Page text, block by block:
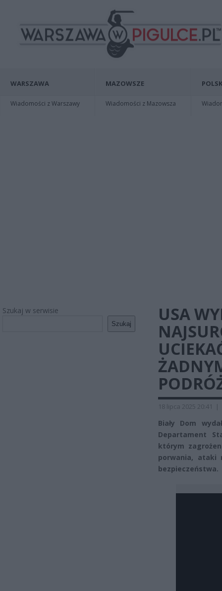
WARSZAWA
Wiadomości z Warszawy
MAZOWSZE
Wiadomości z Mazowsza
Szukaj w serwisie
Szukaj
USA
18 lipca 2025 20:41 |
Biały Dom
Departament
którym
porwania, ataki
bezpieczeństwa.